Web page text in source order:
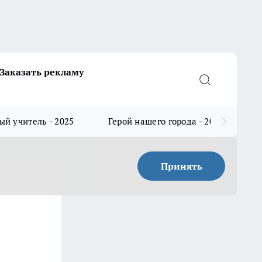
Заказать рекламу
учитель - 2025 Герой нашего города - 2025
Принять